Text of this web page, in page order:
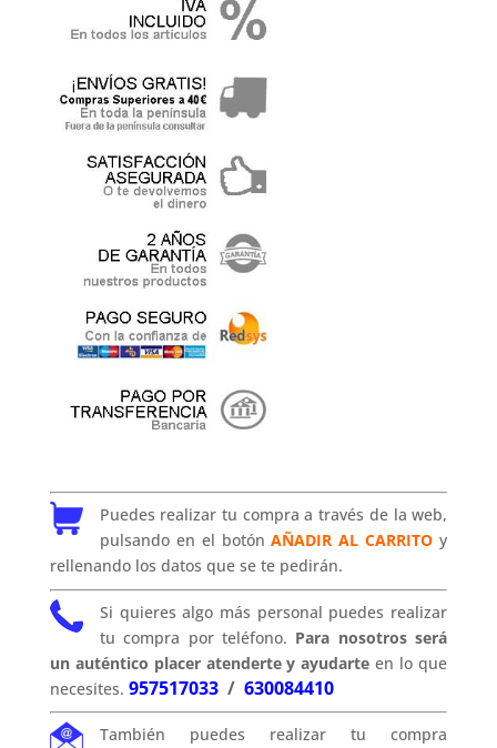
Puedes realizar tu compra a través de la web,
pulsando en el botónAÑADIR AL CARRITO y
rellenando los datos que se te pedirán.
Si quieres algo más personal puedes realizar
tu compra por teléfono. Para nosotros será
un auténtico placer atenderte y ayudarte en lo que
necesites. 957517033/ 630084410
También puedes realizar tu compra